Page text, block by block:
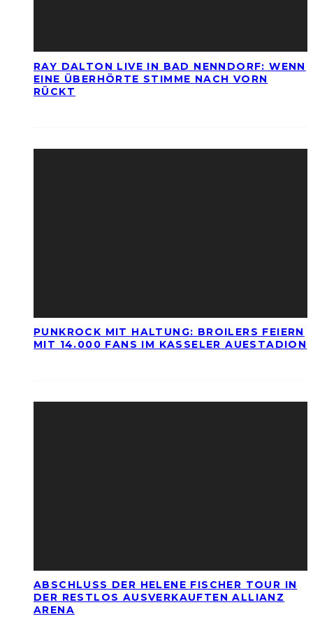
RAY DALTON LIVE IN BAD NENNDORF: WENN
EINE ÜBERHÖRTE STIMME NACH VORN
RÜCKT
PUNKROCK MIT HALTUNG: BROILERS FEIERN
MIT 14.000 FANS IM KASSELER AUESTADION
ABSCHLUSS DER HELENE FISCHER TOUR IN
DER RESTLOS AUSVERKAUFTEN ALLIANZ
ARENA